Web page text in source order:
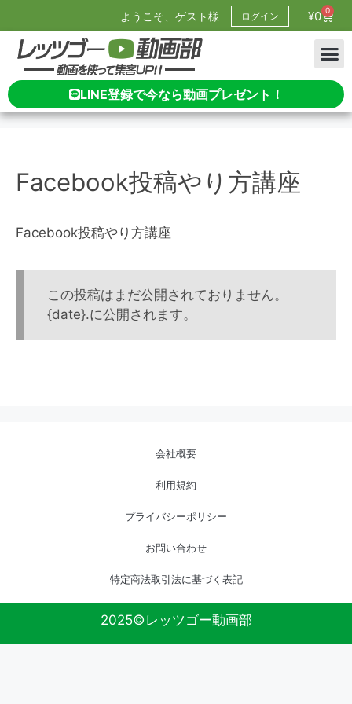
ようこそ、ゲスト様 ログイン ¥0 0
LINE登録で今なら動画プレゼント！
Facebook投稿やり方講座
Facebook投稿やり方講座
この投稿はまだ公開されておりません。
{date}.に公開されます。
会社概要
利用規約
プライバシーポリシー
お問い合わせ
特定商法取引法に基づく表記
2025©レッツゴー動画部